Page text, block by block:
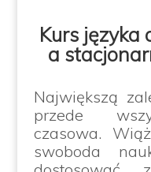
Kurs języka
a
Największą
przede
czasowa.
swoboda